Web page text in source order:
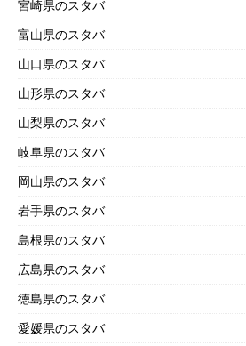
宮崎県のスタバ
富山県のスタバ
山口県のスタバ
山形県のスタバ
山梨県のスタバ
岐阜県のスタバ
岡山県のスタバ
岩手県のスタバ
島根県のスタバ
広島県のスタバ
徳島県のスタバ
愛媛県のスタバ